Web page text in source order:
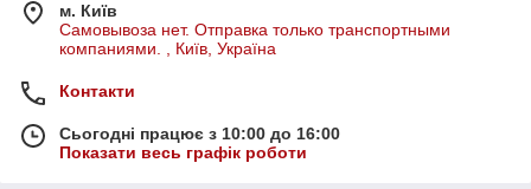
м. Київ
Самовывоза нет. Отправка только транспортными
компаниями. , Київ, Україна
Контакти
Сьогодні працює з 10:00 до 16:00
Показати весь графік роботи